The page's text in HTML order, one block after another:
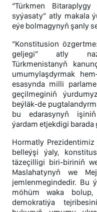
“Türkmen
syýasaty” atly makala
eýe bolmagynyň şanly
“Konstitusion
geljegi” atly
Türkmenistanyň
umumylaşdyrmak
esasynda milli
geçilmeginiň
beýläk-de
bu edarasynyň
ýardam etjekdigi
Hormatly
belleýşi ýaly,
täzeçilligi biri-biriniň
Maslahatynyň we
jemlenmegindedir. Bu
möhüm waka
demokratiýa